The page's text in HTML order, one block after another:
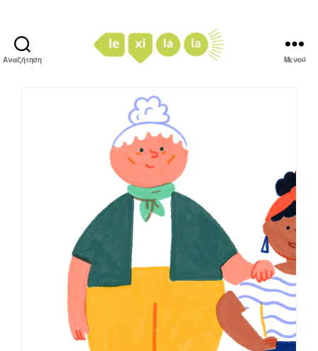
Αναζήτηση Μενού